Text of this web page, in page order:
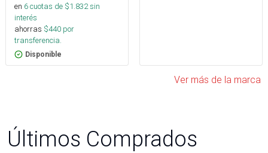
en 6cuotas de $1.832sin
interés
ahorras $440 por
transferencia.
Disponible
Ver más de la marca
Últimos Comprados